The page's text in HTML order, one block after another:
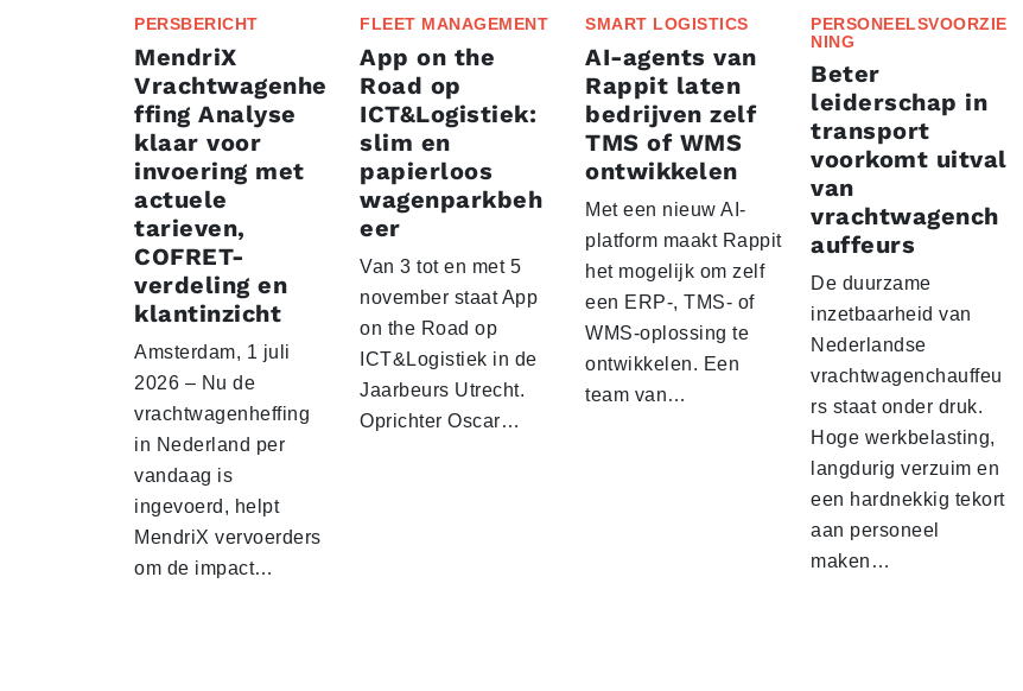
PERSBERICHT
MendriX
Vrachtwagenhe
ffing Analyse
klaar voor
invoering met
actuele
tarieven,
COFRET-
verdeling en
klantinzicht
Amsterdam, 1 juli
2026 – Nu de
vrachtwagenheffing
in Nederland per
vandaag is
ingevoerd, helpt
MendriX vervoerders
om de impact…
FLEET MANAGEMENT
App on the
Road op
ICT&Logistiek:
slim en
papierloos
wagenparkbeh
eer
Van 3 tot en met 5
november staat App
on the Road op
ICT&Logistiek in de
Jaarbeurs Utrecht.
Oprichter Oscar…
SMART LOGISTICS
AI-agents van
Rappit laten
bedrijven zelf
TMS of WMS
ontwikkelen
Met een nieuw AI-
platform maakt Rappit
het mogelijk om zelf
een ERP-, TMS- of
WMS-oplossing te
ontwikkelen. Een
team van…
PERSONEELSVOORZIE
NING
Beter
leiderschap in
transport
voorkomt uitval
van
vrachtwagench
auffeurs
De duurzame
inzetbaarheid van
Nederlandse
vrachtwagenchauffeu
rs staat onder druk.
Hoge werkbelasting,
langdurig verzuim en
een hardnekkig tekort
aan personeel
maken…